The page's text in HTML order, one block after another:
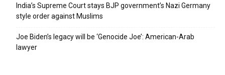
India’s Supreme Court stays BJP government’s Nazi Germany
style order against Muslims
Joe Biden’s legacy will be ‘Genocide Joe’: American-Arab
lawyer